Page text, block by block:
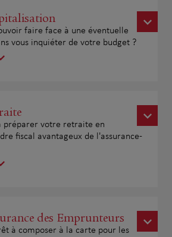
faire face à une éventuelle
vous inquiéter de votre budget ?
préparer votre retraite en
fiscal avantageux de l'assurance-
des Emprunteurs
à composer à la carte pour les